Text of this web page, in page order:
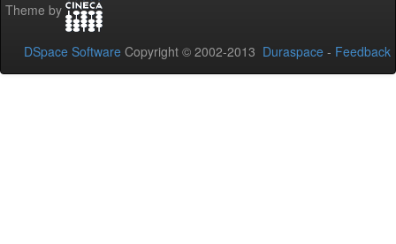
Theme by
DSpace Software Copyright © 2002-2013 Duraspace - Feedback